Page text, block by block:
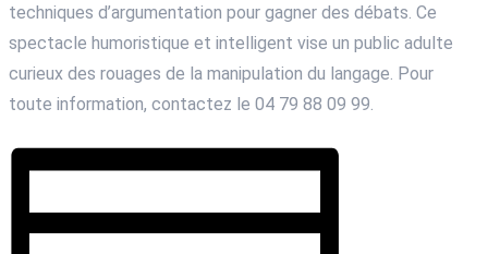
techniques d’argumentation pour gagner des débats. Ce
spectacle humoristique et intelligent vise un public adulte
curieux des rouages de la manipulation du langage. Pour
toute information, contactez le 04 79 88 09 99.